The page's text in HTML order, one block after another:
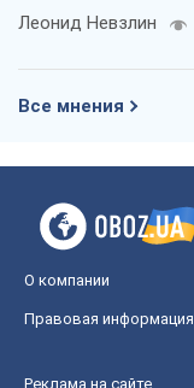
Леонид Невзлин
Все мнения
О компании
Правовая информация
Реклама на сайте